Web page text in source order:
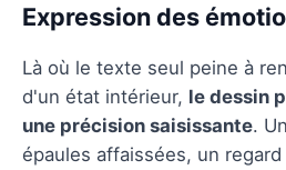
Expression des
Là où le texte seul peine à
d'un état intérieur, le dessin
une précision saisissante.
épaules affaissées, un